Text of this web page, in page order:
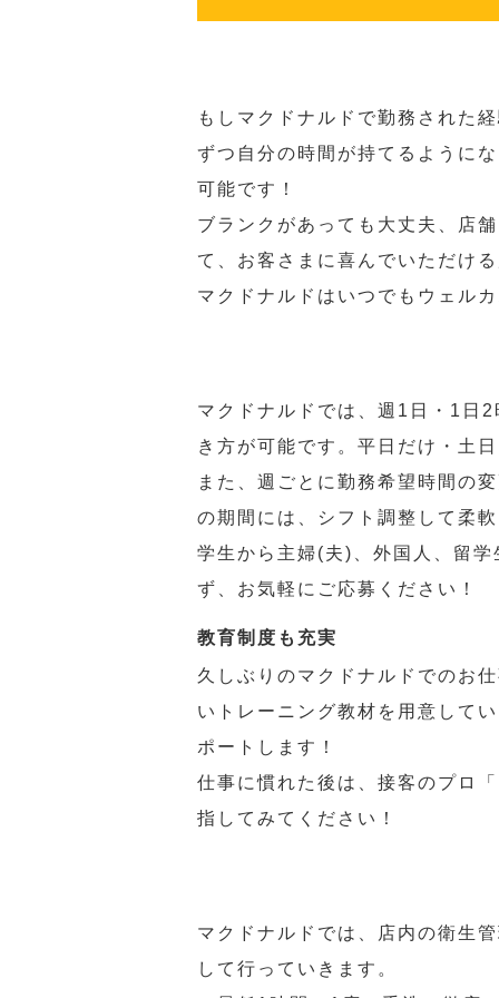
もしマクドナルドで勤務された
ずつ自分の時間が持てるように
可能です！
ブランクがあっても大丈夫、店
て、お客さまに喜んでいただけ
マクドナルドはいつでもウェル
マクドナルドでは、週1日・1日
き方が可能です。平日だけ・土
また、週ごとに勤務希望時間の
の期間には、シフト調整して柔
学生から主婦(夫)、外国人、留
ず、お気軽にご応募ください！
教育制度も充実
久しぶりのマクドナルドでのお
いトレーニング教材を用意して
ポートします！
仕事に慣れた後は、接客のプロ
指してみてください！
マクドナルドでは、店内の衛生
して行っていきます。